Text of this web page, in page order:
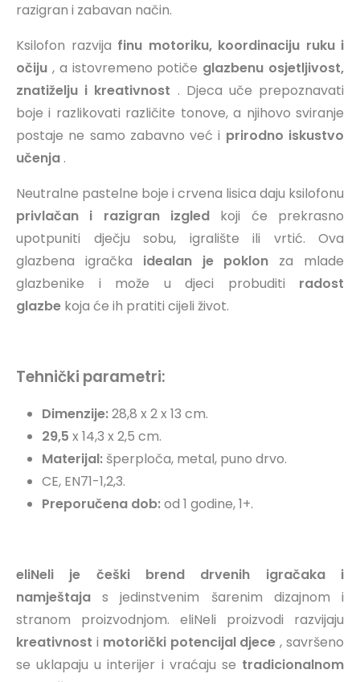
razigran i zabavan način.
Ksilofon razvija finu motoriku, koordinaciju ruku i
očiju , a istovremeno potiče glazbenu osjetljivost,
znatiželju i kreativnost . Djeca uče prepoznavati
boje i razlikovati različite tonove, a njihovo sviranje
postaje ne samo zabavno već i prirodno iskustvo
učenja .
Neutralne pastelne boje i crvena lisica daju ksilofonu
privlačan i razigran izgled koji će prekrasno
upotpuniti dječju sobu, igralište ili vrtić. Ova
glazbena igračka idealan je poklon za mlade
glazbenike i može u djeci probuditi radost
glazbe koja će ih pratiti cijeli život.
Tehnički parametri:
Dimenzije:28,8 x 2 x 13 cm.
29,5 x 14,3 x 2,5 cm.
Materijal: šperploča, metal, puno drvo.
CE, EN71-1,2,3.
Preporučena dob:od 1 godine, 1+.
eliNeli je češki brend drvenih igračaka i
namještajas jedinstvenim šarenim dizajnom i
stranom proizvodnjom. eliNeli proizvodi razvijaju
kreativnost i motorički potencijal djece, savršeno
se uklapaju u interijer i vraćaju se tradicionalnom